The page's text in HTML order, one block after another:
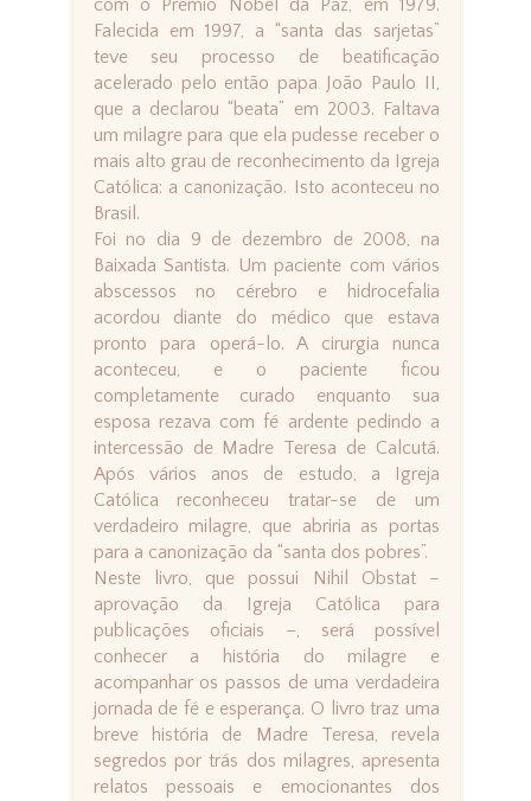
com o Prêmio Nobel da Paz, em 1979.
Falecida em 1997, a “santa das sarjetas”
teve seu processo de beatificação
acelerado pelo então papa João Paulo II,
que a declarou “beata” em 2003. Faltava
um milagre para que ela pudesse receber o
mais alto grau de reconhecimento da Igreja
Católica: a canonização. Isto aconteceu no
Brasil.
Foi no dia 9 de dezembro de 2008, na
Baixada Santista. Um paciente com vários
abscessos no cérebro e hidrocefalia
acordou diante do médico que estava
pronto para operá-lo. A cirurgia nunca
aconteceu, e o paciente ficou
completamente curado enquanto sua
esposa rezava com fé ardente pedindo a
intercessão de Madre Teresa de Calcutá.
Após vários anos de estudo, a Igreja
Católica reconheceu tratar-se de um
verdadeiro milagre, que abriria as portas
para a canonização da “santa dos pobres”.
Neste livro, que possui Nihil Obstat –
aprovação da Igreja Católica para
publicações oficiais –, será possível
conhecer a história do milagre e
acompanhar os passos de uma verdadeira
jornada de fé e esperança. O livro traz uma
breve história de Madre Teresa, revela
segredos por trás dos milagres, apresenta
relatos pessoais e emocionantes dos